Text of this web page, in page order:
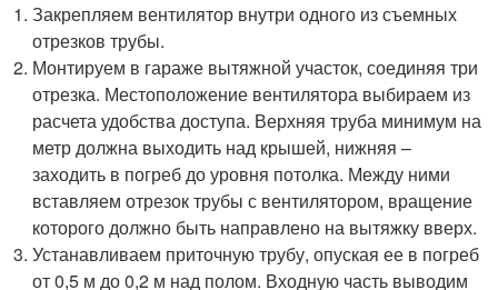
Закрепляем вентилятор внутри одного из съемных
отрезков трубы.
Монтируем в гараже вытяжной участок, соединяя три
отрезка. Местоположение вентилятора выбираем из
расчета удобства доступа. Верхняя труба минимум на
метр должна выходить над крышей, нижняя –
заходить в погреб до уровня потолка. Между ними
вставляем отрезок трубы с вентилятором, вращение
которого должно быть направлено на вытяжку вверх.
Устанавливаем приточную трубу, опуская ее в погреб
от 0,5 м до 0,2 м над полом. Входную часть выводим